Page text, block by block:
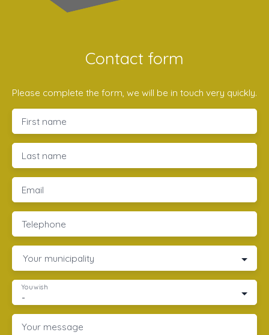
Contact form
Please complete the form, we will be in touch very quickly.
First name
Last name
Email
Telephone
Your municipality
-
You wish
Your message